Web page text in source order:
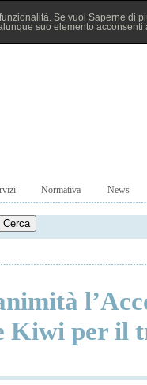
Se vuoi Saperne di
suo elemento acconsenti
Normativa News
Kiwi per il